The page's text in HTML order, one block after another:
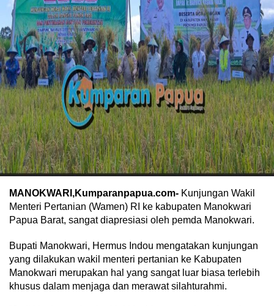
MANOKWARI,Kumparanpapua.com- Kunjungan Wakil
Menteri Pertanian (Wamen) RI ke kabupaten Manokwari
Papua Barat, sangat diapresiasi oleh pemda Manokwari.
Bupati Manokwari, Hermus Indou mengatakan kunjungan
yang dilakukan wakil menteri pertanian ke Kabupaten
Manokwari merupakan hal yang sangat luar biasa terlebih
khusus dalam menjaga dan merawat silahturahmi.